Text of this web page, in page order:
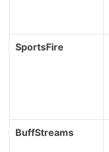
SportsFire
BuffStreams